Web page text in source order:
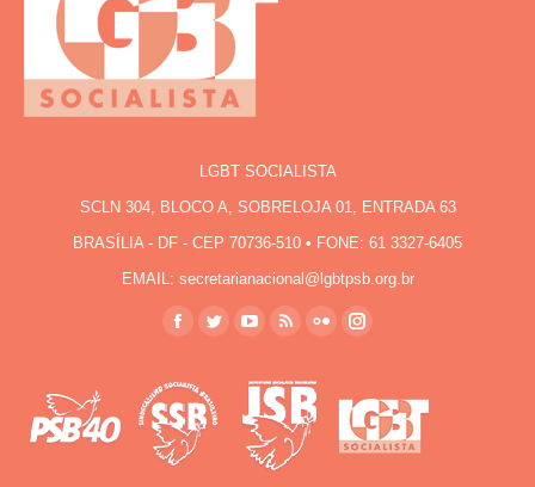
LGBT SOCIALISTA
SCLN 304, BLOCO A, SOBRELOJA 01, ENTRADA 63
BRASÍLIA - DF - CEP 70736-510 • FONE: 61 3327-6405
EMAIL: secretarianacional@lgbtpsb.org.br
Facebook
opens
in
new
Twitter
in
opens
in
new
opens
in
new
Flickr
opens
new
Instagram
opens
in
new